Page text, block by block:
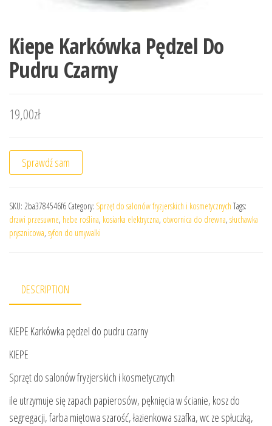
Kiepe Karkówka Pędzel Do
Pudru Czarny
19,00zł
Sprawdź sam
SKU: 2ba3784546f6 Category: Sprzęt do salonów fryzjerskich i kosmetycznych Tags:
drzwi przesuwne, hebe roślina, kosiarka elektryczna, otwornica do drewna, słuchawka
prysznicowa, syfon do umywalki
DESCRIPTION
KIEPE Karkówka pędzel do pudru czarny
KIEPE
Sprzęt do salonów fryzjerskich i kosmetycznych
ile utrzymuje się zapach papierosów, pęknięcia w ścianie, kosz do
segregacji, farba miętowa szarość, łazienkowa szafka, wc ze spłuczką,